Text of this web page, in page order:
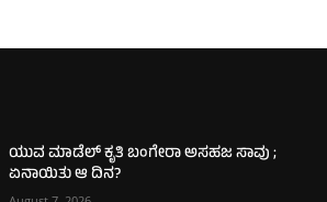
ಯುವ ಮಾಡೆಲ್ ಕೃತಿ ಬಂಗೇರಾ ಅಸಹಜ ಸಾವು ;
ಏನಾಯಿತು ಆ ದಿನ?